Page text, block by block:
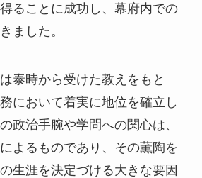
ることに成功し、幕府内での
ました。
泰時から受けた教えをもと
において着実に地位を確立し
政治手腕や学問への関心は、
よるものであり、その薫陶を
生涯を決定づける大きな要因